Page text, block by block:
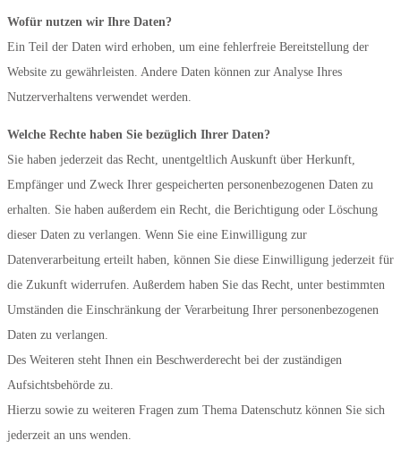
Wofür nutzen wir Ihre Daten?
Ein Teil der Daten wird erhoben, um eine fehlerfreie Bereitstellung der
Website zu gewährleisten. Andere Daten können zur Analyse Ihres
Nutzerverhaltens verwendet werden.
Welche Rechte haben Sie bezüglich Ihrer Daten?
Sie haben jederzeit das Recht, unentgeltlich Auskunft über Herkunft,
Empfänger und Zweck Ihrer gespeicherten personenbezogenen Daten zu
erhalten. Sie haben außerdem ein Recht, die Berichtigung oder Löschung
dieser Daten zu verlangen. Wenn Sie eine Einwilligung zur
Datenverarbeitung erteilt haben, können Sie diese Einwilligung jederzeit für
die Zukunft widerrufen. Außerdem haben Sie das Recht, unter bestimmten
Umständen die Einschränkung der Verarbeitung Ihrer personenbezogenen
Daten zu verlangen.
Des Weiteren steht Ihnen ein Beschwerderecht bei der zuständigen
Aufsichtsbehörde zu.
Hierzu sowie zu weiteren Fragen zum Thema Datenschutz können Sie sich
jederzeit an uns wenden.